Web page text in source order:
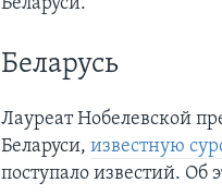
Беларусь
Лауреат Нобелевской
Беларуси,известную
поступало известий. Об